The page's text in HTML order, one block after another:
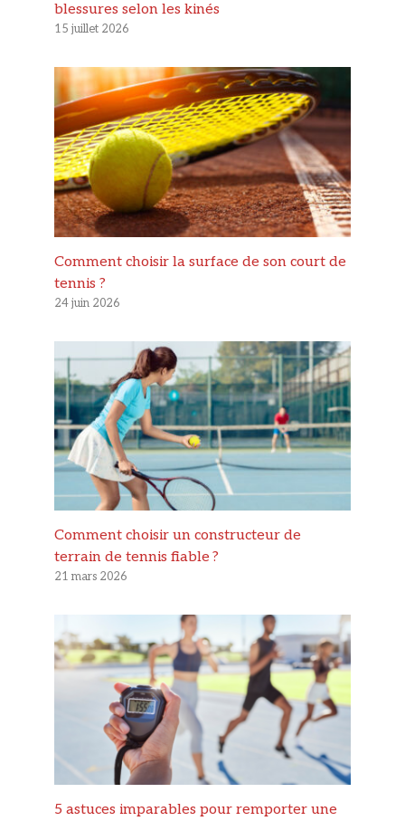
blessures selon les kinés
15 juillet 2026
Comment choisir la surface de son court de
tennis ?
24 juin 2026
Comment choisir un constructeur de
terrain de tennis fiable ?
21 mars 2026
5 astuces imparables pour remporter une